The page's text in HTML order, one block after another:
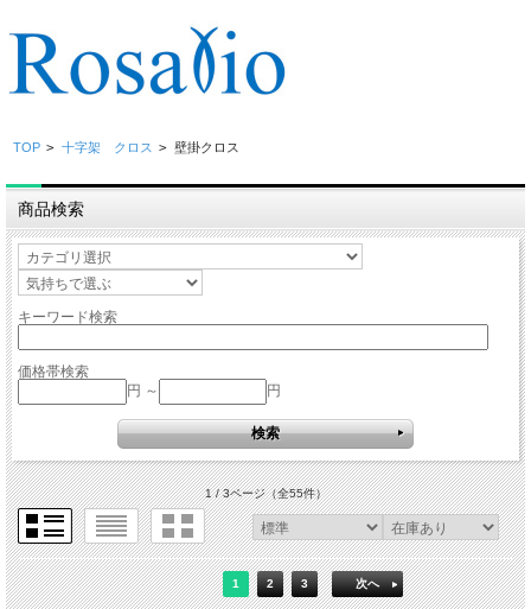
TOP > 十字架 クロス > 壁掛クロス
商品検索
キーワード検索
価格帯検索
円 ～
円
1 / 3ページ（全55件）
1 2 3 次へ